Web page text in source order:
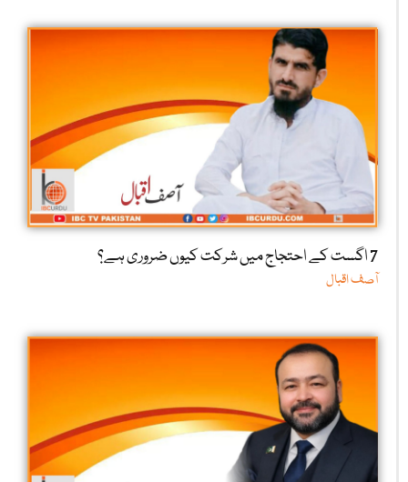
7 اگست کے احتجاج میں شرکت کیوں ضروری ہے؟
آصف اقبال